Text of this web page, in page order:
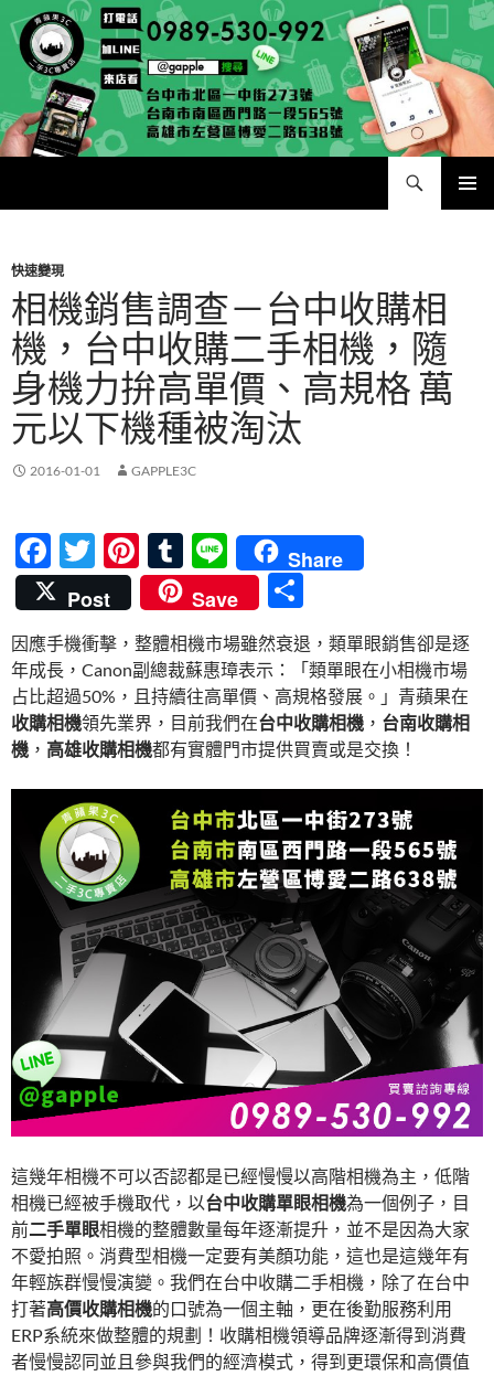
至
內
容
快速變現
相機銷售調查－台中收購相
機，台中收購二手相機，隨
身機力拚高單價、高規格 萬
元以下機種被淘汰
2016-01-01 GAPPLE3C
F
ac
e
b
o
o
k
T
w
itt
er
Pi
nt
er
es
t
T
u
m
bl
r
Li
n
e
Share
Post
Save
享
因應手機衝擊，整體相機市場雖然衰退，類單眼銷售卻是逐
年成長，Canon副總裁蘇惠璋表示：「類單眼在小相機市場
占比超過50%，且持續往高單價、高規格發展。」青蘋果在
收購相機領先業界，目前我們在台中收購相機 ， 台南收購相
機 ， 高雄收購相機都有實體門市提供買賣或是交換！
這幾年相機不可以否認都是已經慢慢以高階相機為主，低階
相機已經被手機取代，以台中收購單眼相機為一個例子，目
前二手單眼相機的整體數量每年逐漸提升，並不是因為大家
不愛拍照。消費型相機一定要有美顏功能，這也是這幾年有
年輕族群慢慢演變。我們在台中收購二手相機，除了在台中
打著高價收購相機的口號為一個主軸，更在後勤服務利用
ERP系統來做整體的規劃！收購相機領導品牌逐漸得到消費
者慢慢認同並且參與我們的經濟模式，得到更環保和高價值